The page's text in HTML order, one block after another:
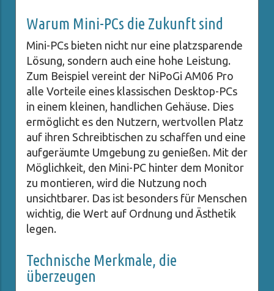
Warum Mini-PCs die Zukunft sind
Mini-PCs bieten nicht nur eine platzsparende
Lösung, sondern auch eine hohe Leistung.
Zum Beispiel vereint der NiPoGi AM06 Pro
alle Vorteile eines klassischen Desktop-PCs
in einem kleinen, handlichen Gehäuse. Dies
ermöglicht es den Nutzern, wertvollen Platz
auf ihren Schreibtischen zu schaffen und eine
aufgeräumte Umgebung zu genießen. Mit der
Möglichkeit, den Mini-PC hinter dem Monitor
zu montieren, wird die Nutzung noch
unsichtbarer. Das ist besonders für Menschen
wichtig, die Wert auf Ordnung und Ästhetik
legen.
Technische Merkmale, die
überzeugen